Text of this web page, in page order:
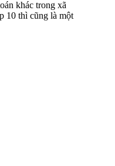
khác trong xã
10 thì cũng là một